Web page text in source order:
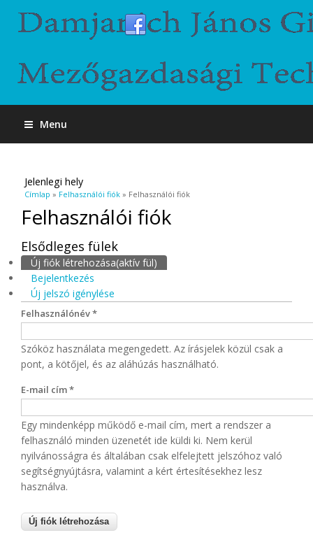
Menu
Jelenlegi hely
Címlap » Felhasználói fiók » Felhasználói fiók
Felhasználói fiók
Elsődleges fülek
Új fiók létrehozása(aktív fül)
Bejelentkezés
Új jelszó igénylése
Felhasználónév*
Szóköz használata megengedett. Az írásjelek közül csak a
pont, a kötőjel, és az aláhúzás használható.
E-mail cím*
Egy mindenképp működő e-mail cím, mert a rendszer a
felhasználó minden üzenetét ide küldi ki. Nem kerül
nyilvánosságra és általában csak elfelejtett jelszóhoz való
segítségnyújtásra, valamint a kért értesítésekhez lesz
használva.